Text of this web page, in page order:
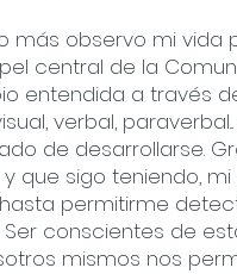
más observo mi vida
central de la
entendida a través
verbal,
de desarrollarse.
que sigo teniendo,
permitirme
Ser conscientes de
mismos nos